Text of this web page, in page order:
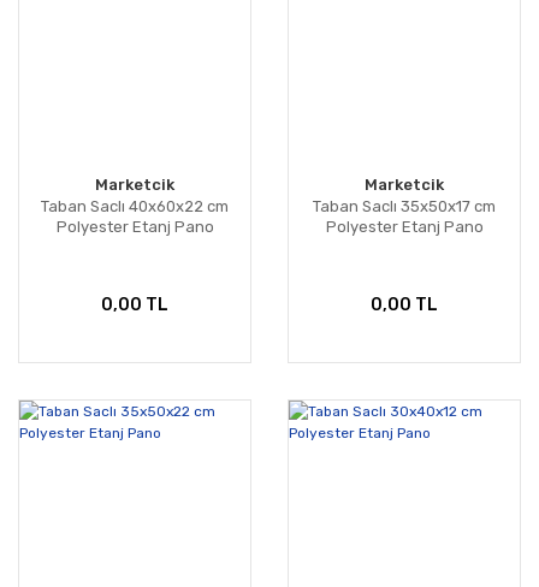
Marketcik
Taban Saclı 40x60x22 cm
Polyester Etanj Pano
0,00 TL
Marketcik
Taban Saclı 35x50x17 cm
Polyester Etanj Pano
0,00 TL